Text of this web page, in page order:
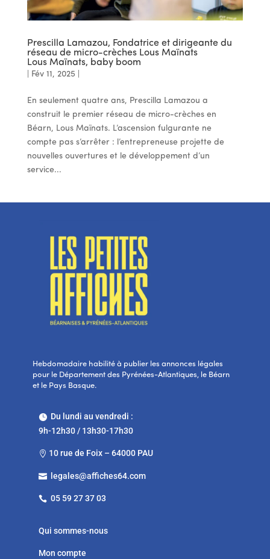
Prescilla Lamazou, Fondatrice et dirigeante du
réseau de micro-crèches Lous Maïnats
Lous Maïnats, baby boom
Fév 11, 2025
En seulement quatre ans, Prescilla Lamazou a
construit le premier réseau de micro-crèches en
Béarn, Lous Maïnats. L’ascension fulgurante ne
compte pas s’arrêter : l’entrepreneuse projette de
nouvelles ouvertures et le développement d’un
service...
Hebdomadaire habilité à publier les annonces légales
pour le Département des Pyrénées-Atlantiques, le Béarn
et le Pays Basque.
Du lundi au vendredi :
9h-12h30 / 13h30-17h30
 10 rue de Foix – 64000 PAU
 legales@affiches64.com
 05 59 27 37 03
Qui sommes-nous
Mon compte